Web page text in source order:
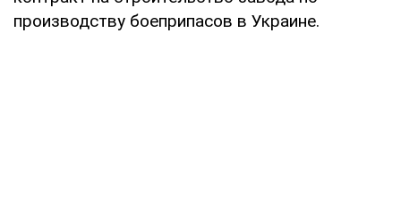
производству боеприпасов в Украине.